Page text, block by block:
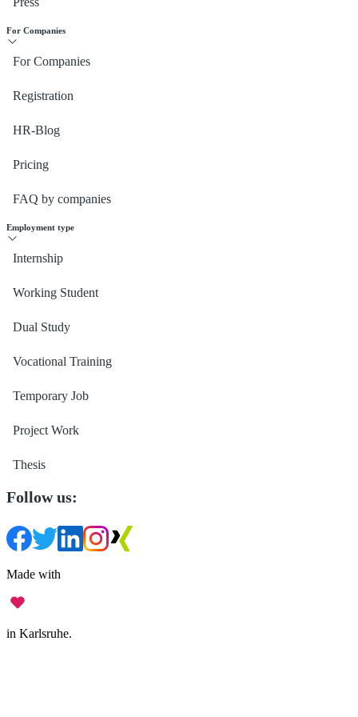
For Companies
For Companies
Registration
HR-Blog
Pricing
FAQ by companies
Employment type
Internship
Working Student
Dual Study
Vocational Training
Temporary Job
Project Work
Thesis
Follow us:
Made with
in Karlsruhe.